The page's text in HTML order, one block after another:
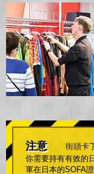
注意
街頭卡
你需要持有有效的
軍在日本的SOFA